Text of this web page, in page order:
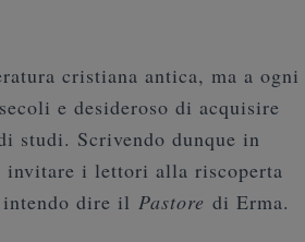
cristiana antica, ma a ogni
e desideroso di acquisire
studi. Scrivendo dunque in
invitare i lettori alla riscoperta
dire il Pastore di Erma.